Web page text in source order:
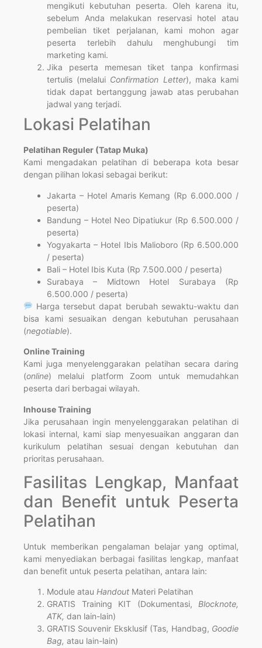
mengikuti kebutuhan peserta. Oleh karena itu,
sebelum Anda melakukan reservasi hotel atau
pembelian tiket perjalanan, kami mohon agar
peserta terlebih dahulu menghubungi tim
marketing kami.
Jika peserta memesan tiket tanpa konfirmasi
tertulis (melalui Confirmation Letter), maka kami
tidak dapat bertanggung jawab atas perubahan
jadwal yang terjadi.
Lokasi Pelatihan
Pelatihan Reguler (Tatap Muka)
Kami mengadakan pelatihan di beberapa kota besar
dengan pilihan lokasi sebagai berikut:
Jakarta – Hotel Amaris Kemang (Rp 6.000.000 /
peserta)
Bandung – Hotel Neo Dipatiukur (Rp 6.500.000 /
peserta)
Yogyakarta – Hotel Ibis Malioboro (Rp 6.500.000
/ peserta)
Bali – Hotel Ibis Kuta (Rp 7.500.000 / peserta)
Surabaya – Midtown Hotel Surabaya (Rp
6.500.000 / peserta)
Harga tersebut dapat berubah sewaktu-waktu dan
bisa kami sesuaikan dengan kebutuhan perusahaan
(negotiable).
Online Training
Kami juga menyelenggarakan pelatihan secara daring
(online) melalui platform Zoom untuk memudahkan
peserta dari berbagai wilayah.
Inhouse Training
Jika perusahaan ingin menyelenggarakan pelatihan di
lokasi internal, kami siap menyesuaikan anggaran dan
kurikulum pelatihan sesuai dengan kebutuhan dan
prioritas perusahaan.
Fasilitas Lengkap, Manfaat
dan Benefit untuk Peserta
Pelatihan
Untuk memberikan pengalaman belajar yang optimal,
kami menyediakan berbagai fasilitas lengkap, manfaat
dan benefit untuk peserta pelatihan, antara lain:
Module atau Handout Materi Pelatihan
GRATIS Training KIT (Dokumentasi, Blocknote,
ATK, dan lain-lain)
GRATIS Souvenir Eksklusif (Tas, Handbag, Goodie
Bag, atau lain-lain)